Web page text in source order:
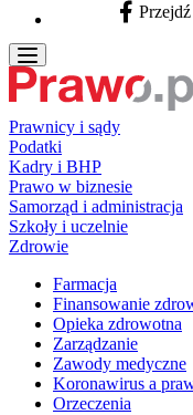
Facebook -
Prawnicy i sądy
Podatki
Kadry i BHP
Prawo w biznesie
Samorząd i administracja
Szkoły i uczelnie
Zdrowie
Farmacja
Finansowanie
Opieka zdrowotna
Zarządzanie
Zawody medyczne
Koronawirus a
Orzeczenia